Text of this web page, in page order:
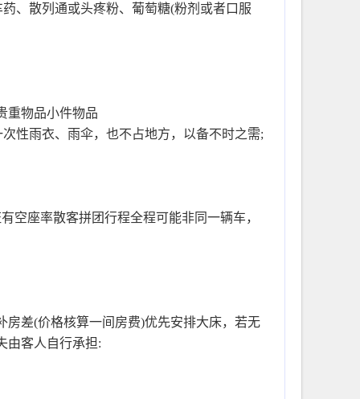
、散列通或头疼粉、葡萄糖(粉剂或者口服
重物品小件物品
性雨衣、雨伞，也不占地方，以备不时之需;
空座率散客拼团行程全程可能非同一辆车，
差(价格核算一间房费)优先安排大床，若无
由客人自行承担: